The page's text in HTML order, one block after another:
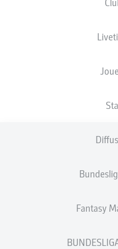
Fantasy
LES ONZE DE
Salih Özcan